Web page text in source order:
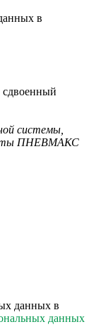
в
сдвоенный
системы,
ПНЕВМАКС
данных в
данных